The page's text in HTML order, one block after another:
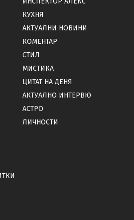
КУХНЯ
АКТУАЛНИ НОВИНИ
КОМЕНТАР
СТИЛ
МИСТИКА
ЦИТАТ НА ДЕНЯ
АКТУАЛНО ИНТЕРВЮ
АСТРО
ЛИЧНОСТИ